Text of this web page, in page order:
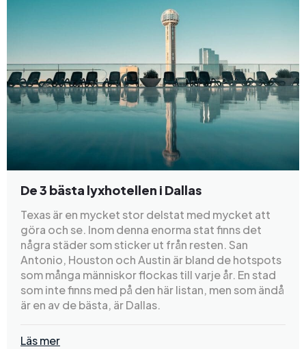
De 3 bästa lyxhotellen i Dallas
Texas är en mycket stor delstat med mycket att
göra och se. Inom denna enorma stat finns det
några städer som sticker ut från resten. San
Antonio, Houston och Austin är bland de hotspots
som många människor flockas till varje år. En stad
som inte finns med på den här listan, men som ändå
är en av de bästa, är Dallas.
Läs mer